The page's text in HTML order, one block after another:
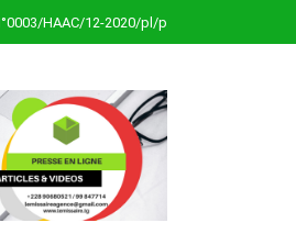
HAAC/12-2020/pl/p